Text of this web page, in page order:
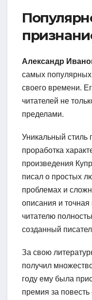
Александр
самых популярных
своего времени.
читателей не
пределами.
Уникальный стиль
проработка
произведения
писал о простых
проблемах и
описания и
читателю
созданный
За свою
получил
году ему была
премия за